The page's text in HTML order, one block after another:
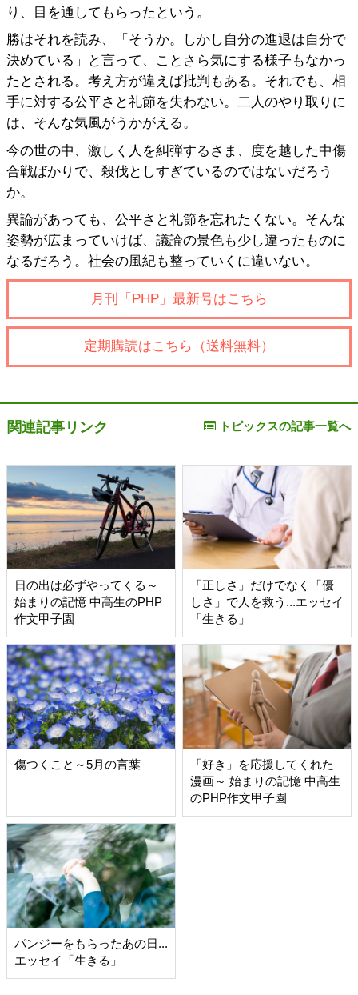
り、目を通してもらったという。
勝はそれを読み、「そうか。しかし自分の進退は自分で
決めている」と言って、ことさら気にする様子もなかっ
たとされる。考え方が違えば批判もある。それでも、相
手に対する公平さと礼節を失わない。二人のやり取りに
は、そんな気風がうかがえる。
今の世の中、激しく人を糾弾するさま、度を越した中傷
合戦ばかりで、殺伐としすぎているのではないだろう
か。
異論があっても、公平さと礼節を忘れたくない。そんな
姿勢が広まっていけば、議論の景色も少し違ったものに
なるだろう。社会の風紀も整っていくに違いない。
月刊「PHP」最新号はこちら
定期購読はこちら（送料無料）
関連記事リンク トピックスの記事一覧へ
日の出は必ずやってくる～
始まりの記憶 中高生のPHP
作文甲子園
「正しさ」だけでなく「優
しさ」で人を救う...エッセイ
「生きる」
傷つくこと～5月の言葉
「好き」を応援してくれた
漫画～ 始まりの記憶 中高生
のPHP作文甲子園
パンジーをもらったあの日...
エッセイ「生きる」